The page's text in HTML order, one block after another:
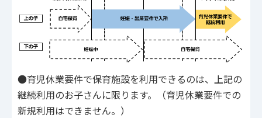
●育児休業要件で保育施設を利用できるのは、上記の
継続利用のお子さんに限ります。（育児休業要件での
新規利用はできません。）